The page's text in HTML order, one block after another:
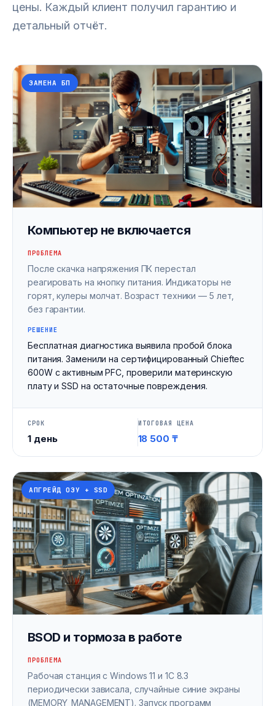
цены. Каждый клиент получил гарантию и
детальный отчёт.
ЗАМЕНА БП
Компьютер не включается
ПРОБЛЕМА
После скачка напряжения ПК перестал
реагировать на кнопку питания. Индикаторы не
горят, кулеры молчат. Возраст техники — 5 лет,
без гарантии.
РЕШЕНИЕ
Бесплатная диагностика выявила пробой блока
питания. Заменили на сертифицированный Chieftec
600W с активным PFC, проверили материнскую
плату и SSD на остаточные повреждения.
СРОК
1 день
ИТОГОВАЯ ЦЕНА
18 500 ₸
АПГРЕЙД ОЗУ + SSD
BSOD и тормоза в работе
ПРОБЛЕМА
Рабочая станция с Windows 11 и 1С 8.3
периодически зависала, случайные синие экраны
(MEMORY_MANAGEMENT). Запуск программ